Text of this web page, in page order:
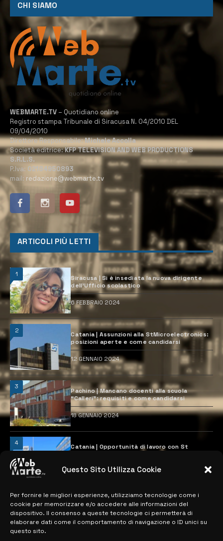
Questo Sito Utilizza Cookie
Per fornire le migliori esperienze, utilizziamo tecnologie come i
cookie per memorizzare e/o accedere alle informazioni del
dispositivo. Il consenso a queste tecnologie ci permetterà di
elaborare dati come il comportamento di navigazione o ID unici su
questo sito.
CHI SIAMO
WEBMARTE.TV – Quotidiano online
Registro stampa Tribunale di Siracusa N. 04/2010 DEL
09/04/2010
Direttore Responsabile:Michele Accolla
Società editrice:KFP TELEVISION AND WEB PRODUCTIONS
S.R.L.S.
P.Iva: 02184950893
mail: redazione@webmarte.tv
ARTICOLI PIÙ LETTI
1
Siracusa | Si è insediata la nuova dirigente
dell’Ufficio scolastico
6 FEBBRAIO 2024
2
Catania | Assunzioni alla StMicroelectronics:
posizioni aperte e come candidarsi
12 GENNAIO 2024
3
Pachino | Mancano docenti alla scuola
“Calleri”: requisiti e come candidarsi
18 GENNAIO 2024
4
Catania | Opportunità di lavoro con St
28 MARZO 2024
MAPPA DEL SITO
> NOTIZIE